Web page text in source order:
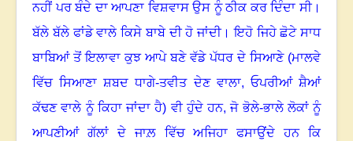
ਨਹੀਂ ਪਰ ਬੰਦੇ ਦਾ ਆਪਣਾ ਵਿਸ਼ਵਾਸ ਉਸ ਨੂੰ ਠੀਕ ਕਰ ਦਿੰਦਾ ਸੀ।
ਬੱਲੇ ਬੱਲੇ ਫਾਂਡੇ ਵਾਲੇ ਕਿਸੇ ਬਾਬੇ ਦੀ ਹੋ ਜਾਂਦੀ।ਇਹੋ ਜਿਹੇ ਛੋਟੇ ਸਾਧ
ਬਾਬਿਆਂ ਤੋਂ ਇਲਾਵਾ ਕੁਝ ਆਪੇ ਬਣੇ ਵੱਡੇ ਪੱਧਰ ਦੇ ਸਿਆਣੇ (ਮਾਲਵੇ
ਵਿੱਚ ਸਿਆਣਾ ਸ਼ਬਦ ਧਾਗੇ-ਤਵੀਤ ਦੇਣ ਵਾਲਾ, ਓਪਰੀਆਂ ਸ਼ੈਆਂ
ਕੱਢਣ ਵਾਲੇ ਨੂੰ ਕਿਹਾ ਜਾਂਦਾ ਹੈ) ਵੀ ਹੁੰਦੇ ਹਨ, ਜੋ ਭੋਲੇ-ਭਾਲੇ ਲੋਕਾਂ ਨੂੰ
ਆਪਣੀਆਂ ਗੱਲਾਂ ਦੇ ਜਾਲ਼ ਵਿੱਚ ਅਜਿਹਾ ਫਸਾਉਂਦੇ ਹਨ ਕਿ